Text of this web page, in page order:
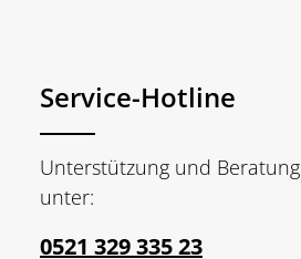
Service-Hotline
Unterstützung und Beratung
unter:
0521 329 335 23